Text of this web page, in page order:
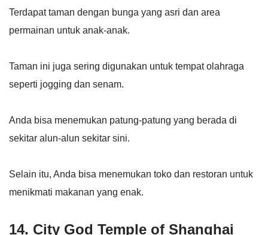
Terdapat taman dengan bunga yang asri dan area
permainan untuk anak-anak.
Taman ini juga sering digunakan untuk tempat olahraga
seperti jogging dan senam.
Anda bisa menemukan patung-patung yang berada di
sekitar alun-alun sekitar sini.
Selain itu, Anda bisa menemukan toko dan restoran untuk
menikmati makanan yang enak.
14. City God Temple of Shanghai